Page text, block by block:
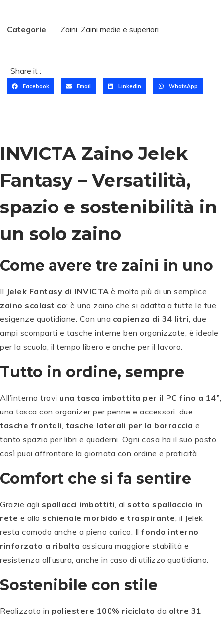
Categorie Zaini, Zaini medie e superiori
Share it :
Facebook Email LinkedIn WhatsApp
INVICTA Zaino Jelek
Fantasy – Versatilità,
spazio e sostenibilità in
un solo zaino
Come avere tre zaini in uno
Il Jelek Fantasy di INVICTA è molto più di un semplice
zaino scolastico: è uno zaino che si adatta a tutte le tue
esigenze quotidiane. Con una capienza di 34 litri , due
ampi scomparti e tasche interne ben organizzate, è ideale
per la scuola, il tempo libero e anche per il lavoro.
Tutto in ordine, sempre
All’interno trovi una tasca imbottita per il PC fino a 14”
una tasca con organizer per penne e accessori, due
tasche frontali tasche laterali per la borraccia e
tanto spazio per libri e quaderni. Ogni cosa ha il suo posto,
così puoi affrontare la giornata con ordine e praticità.
Comfort che si fa sentire
Grazie agli spallacci imbottiti , al sotto spallaccio in
rete e allo schienale morbido e traspirante , il Jelek
resta comodo anche a pieno carico. Il fondo interno
rinforzato a ribalta assicura maggiore stabilità e
resistenza all’usura, anche in caso di utilizzo quotidiano.
Sostenibile con stile
Realizzato in poliestere 100% riciclato da oltre 31